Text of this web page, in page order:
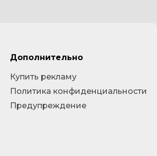
Дополнительно
Купить рекламу
Политика конфиденциальности
Предупреждение